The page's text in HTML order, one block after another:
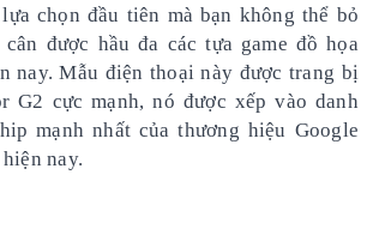
chọn đầu tiên mà bạn không thể bỏ
được hầu đa các tựa game đồ họa
nay. Mẫu điện thoại này được trang bị
G2 cực mạnh, nó được xếp vào danh
mạnh nhất của thương hiệu Google
nay.